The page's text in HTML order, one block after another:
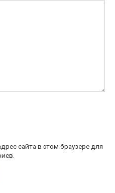
сайта в этом браузере для